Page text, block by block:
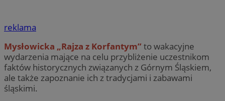
reklama
Mysłowicka „Rajza z Korfantym”to wakacyjne
wydarzenia mające na celu przybliżenie uczestnikom
faktów historycznych związanych z Górnym Śląskiem,
ale także zapoznanie ich z tradycjami i zabawami
śląskimi.